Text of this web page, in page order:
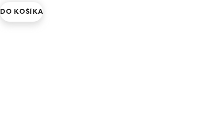
DO KOŠÍKA